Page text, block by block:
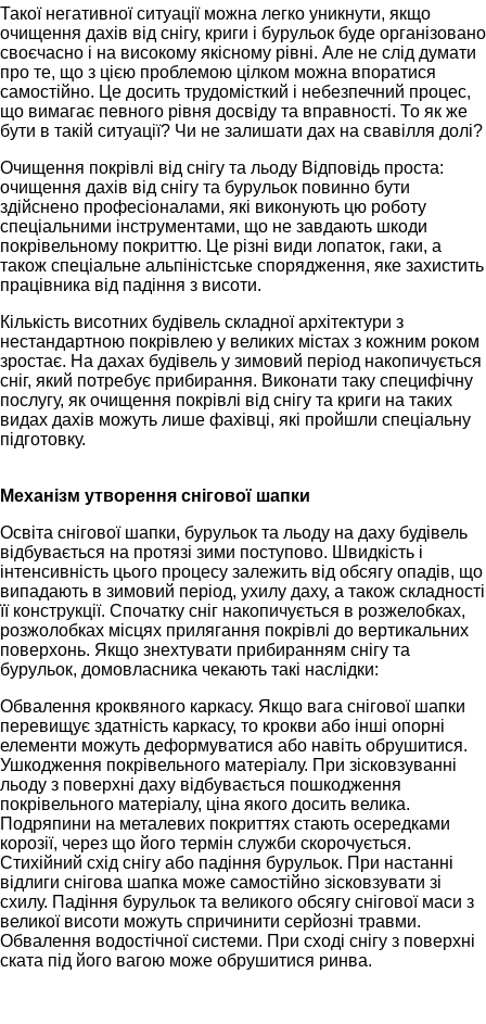
Такої негативної ситуації можна легко уникнути, якщо
очищення дахів від снігу, криги і бурульок буде організовано
своєчасно і на високому якісному рівні. Але не слід думати
про те, що з цією проблемою цілком можна впоратися
самостійно. Це досить трудомісткий і небезпечний процес,
що вимагає певного рівня досвіду та вправності. То як же
бути в такій ситуації? Чи не залишати дах на свавілля долі?
Очищення покрівлі від снігу та льоду Відповідь проста:
очищення дахів від снігу та бурульок повинно бути
здійснено професіоналами, які виконують цю роботу
спеціальними інструментами, що не завдають шкоди
покрівельному покриттю. Це різні види лопаток, гаки, а
також спеціальне альпіністське спорядження, яке захистить
працівника від падіння з висоти.
Кількість висотних будівель складної архітектури з
нестандартною покрівлею у великих містах з кожним роком
зростає. На дахах будівель у зимовий період накопичується
сніг, який потребує прибирання. Виконати таку специфічну
послугу, як очищення покрівлі від снігу та криги на таких
видах дахів можуть лише фахівці, які пройшли спеціальну
підготовку.
Механізм утворення снігової шапки
Освіта снігової шапки, бурульок та льоду на даху будівель
відбувається на протязі зими поступово. Швидкість і
інтенсивність цього процесу залежить від обсягу опадів, що
випадають в зимовий період, ухилу даху, а також складності
її конструкції. Спочатку сніг накопичується в розжелобках,
розжолобках місцях прилягання покрівлі до вертикальних
поверхонь. Якщо знехтувати прибиранням снігу та
бурульок, домовласника чекають такі наслідки:
Обвалення кроквяного каркасу. Якщо вага снігової шапки
перевищує здатність каркасу, то крокви або інші опорні
елементи можуть деформуватися або навіть обрушитися.
Ушкодження покрівельного матеріалу. При зісковзуванні
льоду з поверхні даху відбувається пошкодження
покрівельного матеріалу, ціна якого досить велика.
Подряпини на металевих покриттях стають осередками
корозії, через що його термін служби скорочується.
Стихійний схід снігу або падіння бурульок. При настанні
відлиги снігова шапка може самостійно зісковзувати зі
схилу. Падіння бурульок та великого обсягу снігової маси з
великої висоти можуть спричинити серйозні травми.
Обвалення водостічної системи. При сході снігу з поверхні
ската під його вагою може обрушитися ринва.